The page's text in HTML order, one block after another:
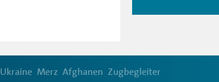
Ukraine Merz Afghanen Zugbegleiter